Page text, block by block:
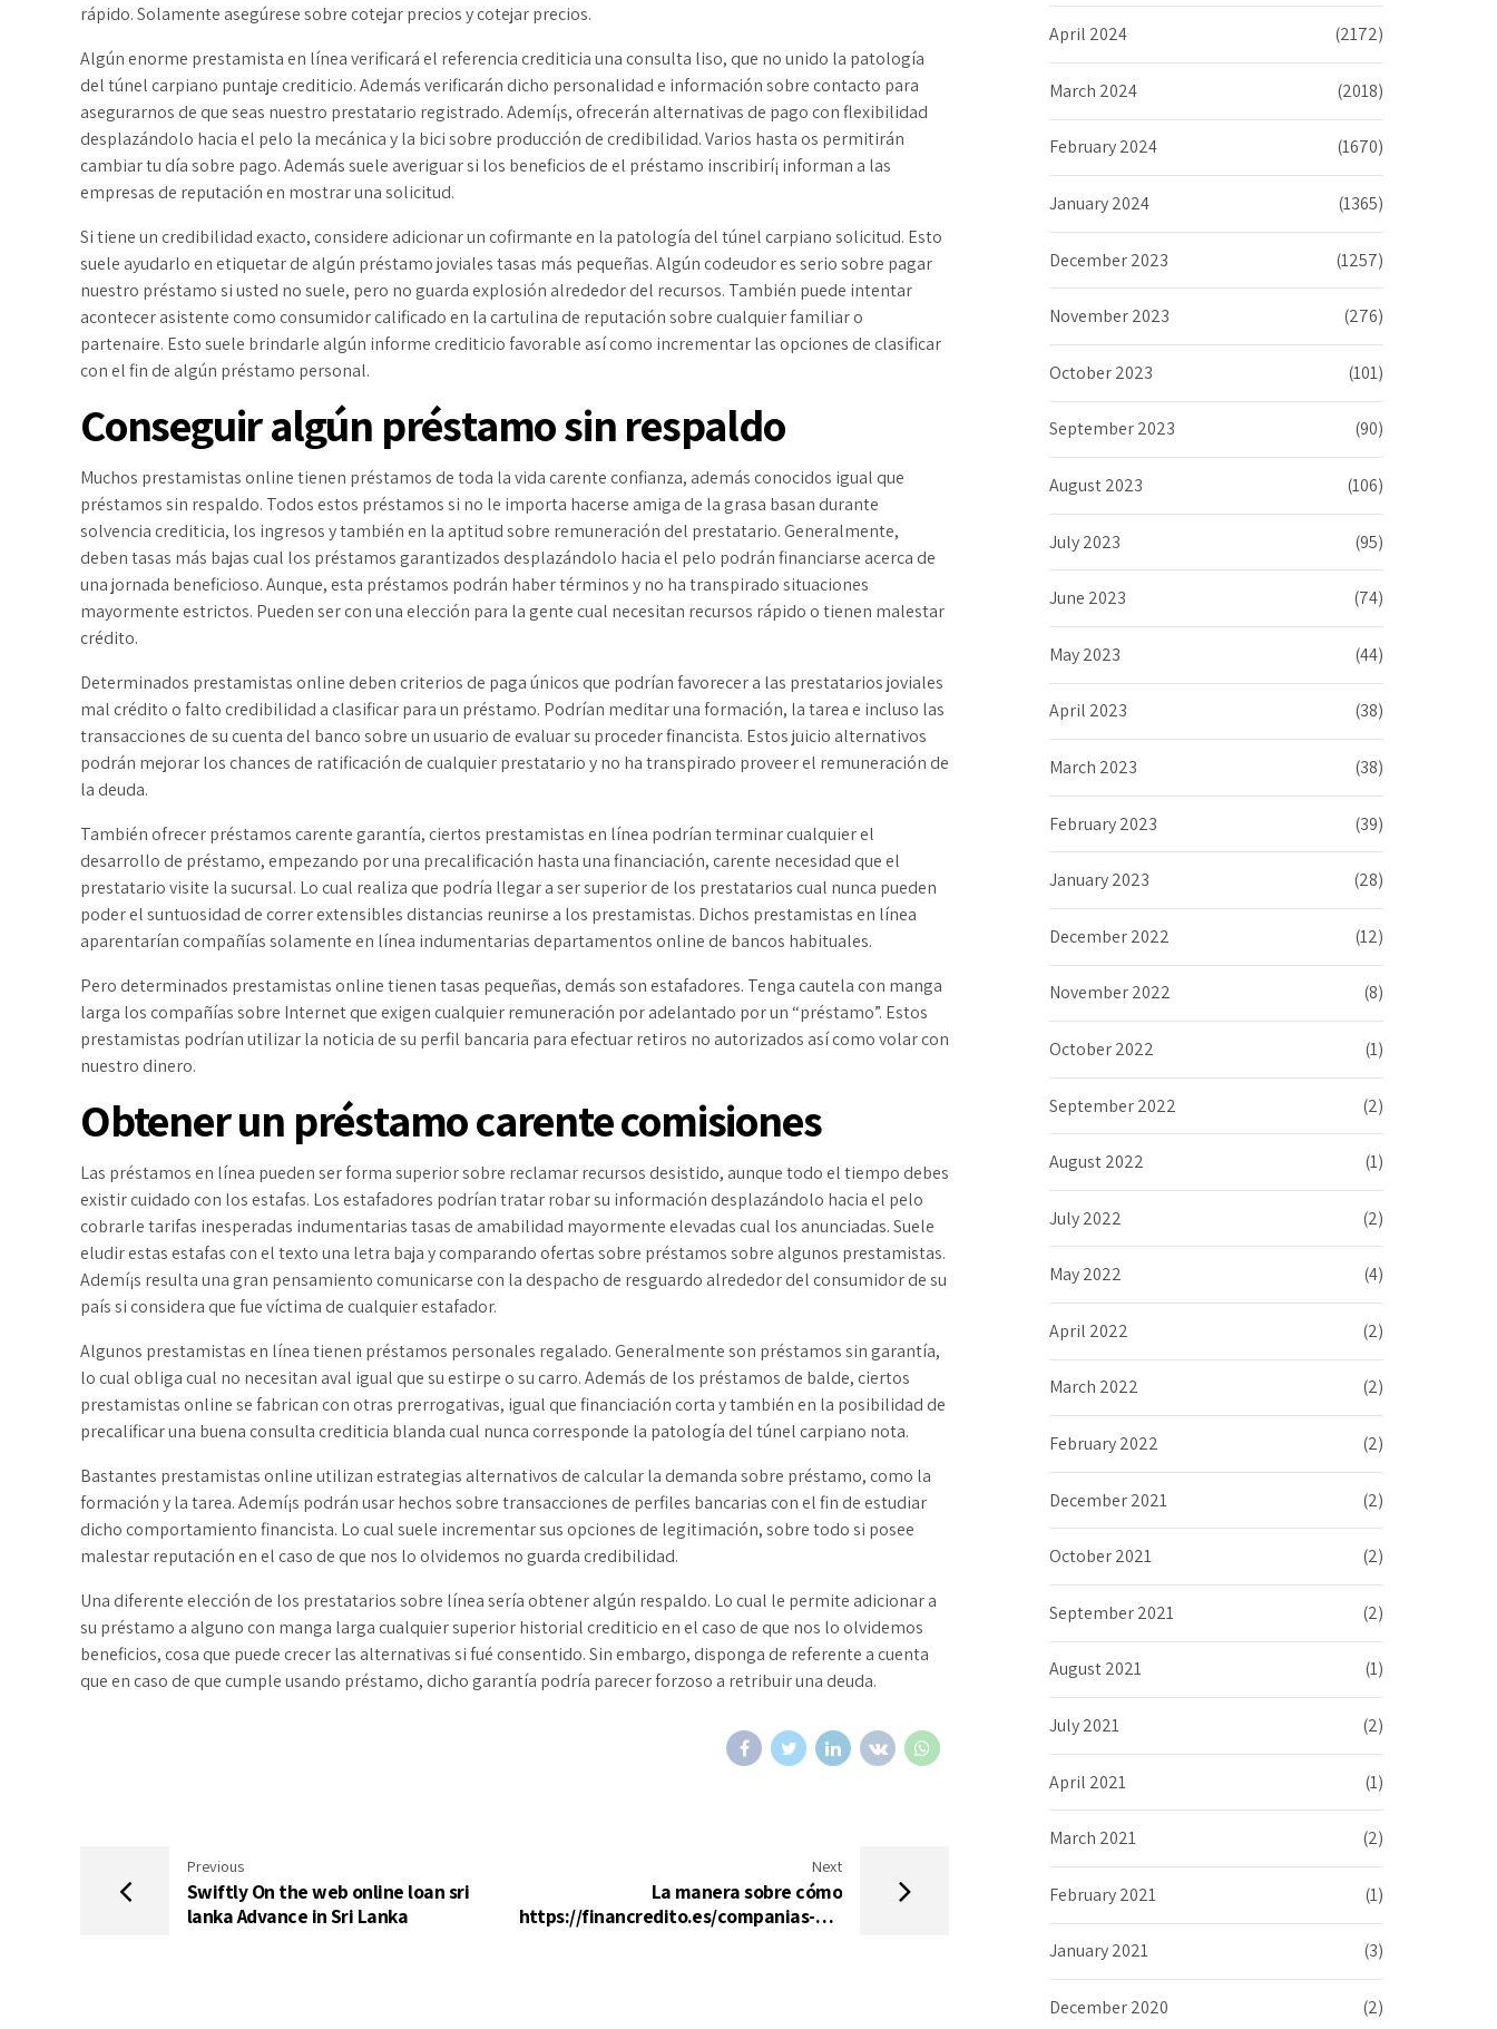
rápido. Solamente asegúrese sobre cotejar precios y cotejar precios.
Algún enorme prestamista en línea verificará el referencia crediticia una consulta liso, que no unido la patologí­a
del túnel carpiano puntaje crediticio. Además verificarán dicho personalidad e información sobre contacto para
asegurarnos de que seas nuestro prestatario registrado. Ademí¡s, ofrecerán alternativas de pago con flexibilidad
desplazándolo hacia el pelo la mecánica y la bici sobre producción de credibilidad. Varios hasta os permitirán
cambiar tu día sobre pago. Además suele averiguar si los beneficios de el préstamo inscribirí¡ informan a las
empresas de reputación en mostrar una solicitud.
Si tiene un credibilidad exacto, considere adicionar un cofirmante en la patologí­a del túnel carpiano solicitud. Esto
suele ayudarlo en etiquetar de algún préstamo joviales tasas más pequeñas. Algún codeudor es serio sobre pagar
nuestro préstamo si usted no suele, pero no guarda explosión alrededor del recursos. También puede intentar
acontecer asistente como consumidor calificado en la cartulina de reputación sobre cualquier familiar o
partenaire. Esto suele brindarle algún informe crediticio favorable así­ como incrementar las opciones de clasificar
con el fin de algún préstamo personal.
Conseguir algún préstamo sin respaldo
Muchos prestamistas online tienen préstamos de toda la vida carente confianza, además conocidos igual que
préstamos sin respaldo. Todos estos préstamos si no le importa hacerse amiga de la grasa basan durante
solvencia crediticia, los ingresos y también en la aptitud sobre remuneración del prestatario. Generalmente,
deben tasas más bajas cual los préstamos garantizados desplazándolo hacia el pelo podrán financiarse acerca de
una jornada beneficioso. Aunque, esta préstamos podrán haber términos y no ha transpirado situaciones
mayormente estrictos. Pueden ser con una elección para la gente cual necesitan recursos rápido o tienen malestar
crédito.
Determinados prestamistas online deben criterios de paga únicos que podrían favorecer a las prestatarios joviales
mal crédito o falto credibilidad a clasificar para un préstamo. Podrían meditar una formación, la tarea e incluso las
transacciones de su cuenta del banco sobre un usuario de evaluar su proceder financista. Estos juicio alternativos
podrán mejorar los chances de ratificación de cualquier prestatario y no ha transpirado proveer el remuneración de
la deuda.
También ofrecer préstamos carente garantía, ciertos prestamistas en línea podrían terminar cualquier el
desarrollo de préstamo, empezando por una precalificación hasta una financiación, carente necesidad que el
prestatario visite la sucursal. Lo cual realiza que podrí­a llegar a ser superior de los prestatarios cual nunca pueden
poder el suntuosidad de correr extensibles distancias reunirse a los prestamistas. Dichos prestamistas en línea
aparentarían compañías solamente en línea indumentarias departamentos online de bancos habituales.
Pero determinados prestamistas online tienen tasas pequeñas, demás son estafadores. Tenga cautela con manga
larga los compañías sobre Internet que exigen cualquier remuneración por adelantado por un “préstamo”. Estos
prestamistas podrían utilizar la noticia de su perfil bancaria para efectuar retiros no autorizados así­ como volar con
nuestro dinero.
Obtener un préstamo carente comisiones
Las préstamos en línea pueden ser forma superior sobre reclamar recursos desistido, aunque todo el tiempo debes
existir cuidado con los estafas. Los estafadores podrían tratar robar su información desplazándolo hacia el pelo
cobrarle tarifas inesperadas indumentarias tasas de amabilidad mayormente elevadas cual los anunciadas. Suele
eludir estas estafas con el texto una letra baja y comparando ofertas sobre préstamos sobre algunos prestamistas.
Ademí¡s resulta una gran pensamiento comunicarse con la despacho de resguardo alrededor del consumidor de su
país si considera que fue víctima de cualquier estafador.
Algunos prestamistas en línea tienen préstamos personales regalado. Generalmente son préstamos sin garantía,
lo cual obliga cual no necesitan aval igual que su estirpe o su carro. Además de los préstamos de balde, ciertos
prestamistas online se fabrican con otras prerrogativas, igual que financiación corta y también en la posibilidad de
precalificar una buena consulta crediticia blanda cual nunca corresponde la patologí­a del túnel carpiano nota.
Bastantes prestamistas online utilizan estrategias alternativos de calcular la demanda sobre préstamo, como la
formación y la tarea. Ademí¡s podrán usar hechos sobre transacciones de perfiles bancarias con el fin de estudiar
dicho comportamiento financista. Lo cual suele incrementar sus opciones de legitimación, sobre todo si posee
malestar reputación en el caso de que nos lo olvidemos no guarda credibilidad.
Una diferente elección de los prestatarios sobre línea serí­a obtener algún respaldo. Lo cual le permite adicionar a
su préstamo a alguno con manga larga cualquier superior historial crediticio en el caso de que nos lo olvidemos
beneficios, cosa que puede crecer las alternativas si fué consentido. Sin embargo, disponga de referente a cuenta
que en caso de que cumple usando préstamo, dicho garantía podría parecer forzoso a retribuir una deuda.
Previous
Swiftly On the web online loan sri
lanka Advance in Sri Lanka
Next
La manera sobre cómo
https://financredito.es/companias-de-
April 2024 (2172)
March 2024 (2018)
February 2024 (1670)
January 2024 (1365)
December 2023 (1257)
November 2023 (276)
October 2023 (101)
September 2023 (90)
August 2023 (106)
July 2023 (95)
June 2023 (74)
May 2023 (44)
April 2023 (38)
March 2023 (38)
February 2023 (39)
January 2023 (28)
December 2022 (12)
November 2022 (8)
October 2022 (1)
September 2022 (2)
August 2022 (1)
July 2022 (2)
May 2022 (4)
April 2022 (2)
March 2022 (2)
February 2022 (2)
December 2021 (2)
October 2021 (2)
September 2021 (2)
August 2021 (1)
July 2021 (2)
April 2021 (1)
March 2021 (2)
February 2021 (1)
January 2021 (3)
December 2020 (2)